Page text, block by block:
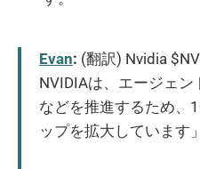
Evan: (翻訳) Nvidia
NVIDIAは、エージェ
などを推進するため、
ップを拡大しています